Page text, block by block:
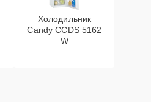
Холодильник
Candy CCDS 5162
W